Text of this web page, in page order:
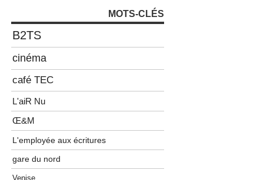
MOTS-CLÉS
B2TS
cinéma
café TEC
L'aiR Nu
Œ&M
L'employée aux écritures
gare du nord
Venise